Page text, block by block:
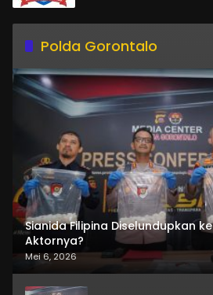
Polda Gorontalo
Sianida Filipina Diselundupkan
Aktornya?
Mei 6, 2026